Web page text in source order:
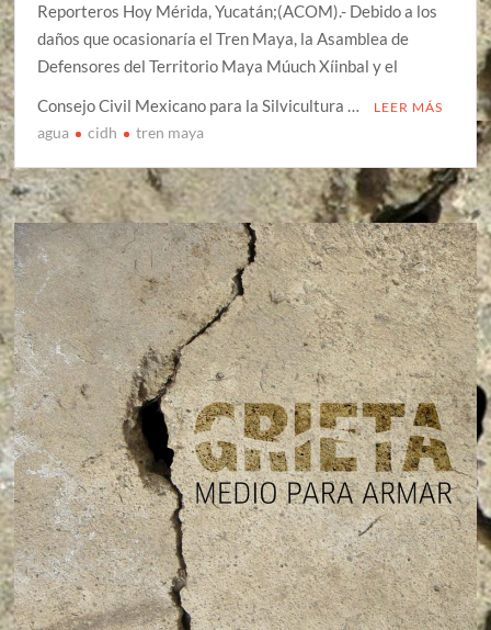
Reporteros Hoy Mérida, Yucatán;(ACOM).- Debido a los
daños que ocasionaría el Tren Maya, la Asamblea de
Defensores del Territorio Maya Múuch Xíinbal y el
Consejo Civil Mexicano para la Silvicultura …
LEER MÁS
agua cidh tren maya